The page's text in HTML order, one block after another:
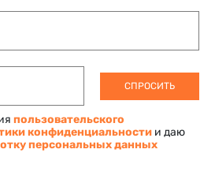
СПРОСИТЬ
пользовательского
конфиденциальности и даю
персональных данных